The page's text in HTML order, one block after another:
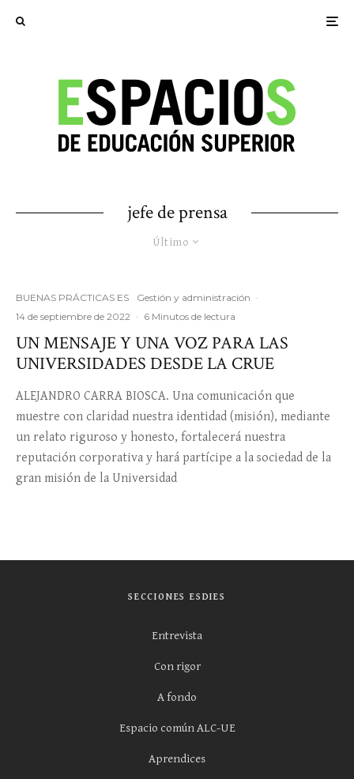
jefe de prensa
Último
BUENAS PRÁCTICAS ES Gestión y administración ·
14 de septiembre de 2022 · 6 Minutos de lectura
UN MENSAJE Y UNA VOZ PARA LAS
UNIVERSIDADES DESDE LA CRUE
ALEJANDRO CARRA BIOSCA. Una comunicación que
muestre con claridad nuestra identidad (misión), mediante
un relato riguroso y honesto, fortalecerá nuestra
reputación corporativa y hará partícipe a la sociedad de la
gran misión de la Universidad
SECCIONES ESDIES
Entrevista
Con rigor
A fondo
Espacio común ALC-UE
Aprendices